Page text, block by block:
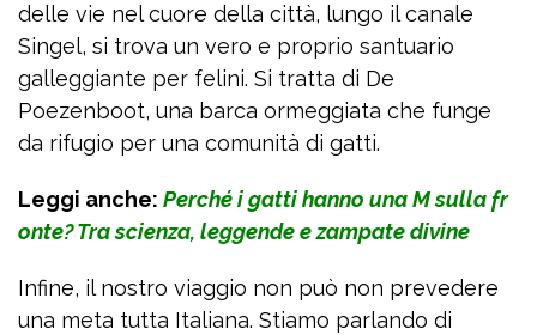
delle vie nel cuore della città, lungo il canale
Singel, si trova un vero e proprio santuario
galleggiante per felini. Si tratta di De
Poezenboot, una barca ormeggiata che funge
da rifugio per una comunità di gatti.
Leggi anche: Perché i gatti hanno una M sulla fr
onte? Tra scienza, leggende e zampate divine
Infine, il nostro viaggio non può non prevedere
una meta tutta Italiana. Stiamo parlando di